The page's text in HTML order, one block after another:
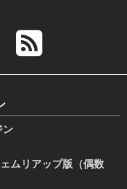
ン
ムリアップ版（偶数